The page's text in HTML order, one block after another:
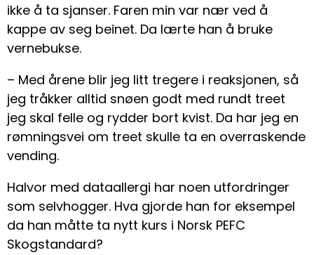
ikke å ta sjanser. Faren min var nær ved å
kappe av seg beinet. Da lærte han å bruke
vernebukse.
– Med årene blir jeg litt tregere i reaksjonen, så
jeg tråkker alltid snøen godt med rundt treet
jeg skal felle og rydder bort kvist. Da har jeg en
rømningsvei om treet skulle ta en overraskende
vending.
Halvor med dataallergi har noen utfordringer
som selvhogger. Hva gjorde han for eksempel
da han måtte ta nytt kurs i Norsk PEFC
Skogstandard?